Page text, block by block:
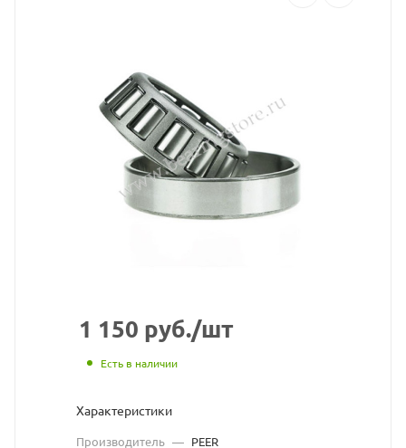
PEER
взят
с
сайта
https://
без
разрешения
1 150 руб./шт
Есть в наличии
Характеристики
Производитель — PEER